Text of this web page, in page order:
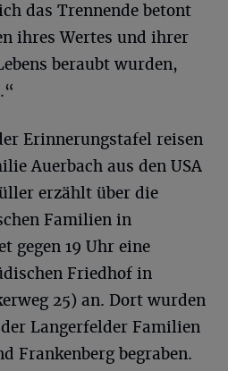
das Trennende betont
ihres Wertes und ihrer
beraubt wurden,
Erinnerungstafel reisen
Auerbach aus den USA
erzählt über die
Familien in
gegen 19 Uhr eine
Friedhof in
25) an. Dort wurden
Langerfelder Familien
Frankenberg begraben.